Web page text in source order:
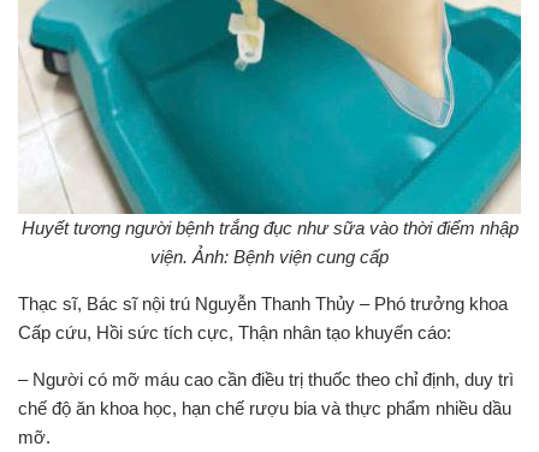
Huyết tương người bệnh trắng đục như sữa vào thời điểm nhập
viện. Ảnh: Bệnh viện cung cấp
Thạc sĩ, Bác sĩ nội trú Nguyễn Thanh Thủy – Phó trưởng khoa
Cấp cứu, Hồi sức tích cực, Thận nhân tạo khuyến cáo:
– Người có mỡ máu cao cần điều trị thuốc theo chỉ định, duy trì
chế độ ăn khoa học, hạn chế rượu bia và thực phẩm nhiều dầu
mỡ.